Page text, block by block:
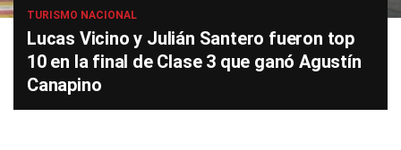
TURISMO NACIONAL
Lucas Vicino y Julián Santero fueron top
10 en la final de Clase 3 que ganó Agustín
Canapino